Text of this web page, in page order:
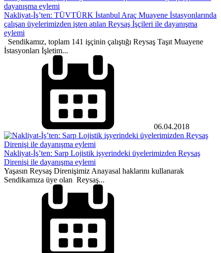
Nakliyat-İş’ten: TÜVTÜRK İstanbul Araç Muayene İstasyonlarında
çalışan üyelerimizden işten atılan Reysaş İşçileri ile dayanışma
eylemi
Sendikamız, toplam 141 işçinin çalıştığı Reysaş Taşıt Muayene
İstasyonları İşletim...
06.04.2018
Nakliyat-İş’ten: Sarp Lojistik işyerindeki üyelerimizden Reysaş
Direnişi ile dayanışma eylemi
Yaşasın Reysaş Direnişimiz Anayasal haklarını kullanarak
Sendikamıza üye olan Reysaş...